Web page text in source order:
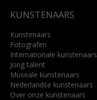
KUNSTENAARS
Kunstenaars
Fotografen
Internationale kunstenaars
Jong talent
Museale kunstenaars
Nederlandse kunstenaars
Over onze kunstenaars